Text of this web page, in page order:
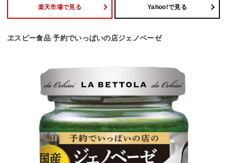
楽天市場で見る Yahoo!で見る
ヱスビー食品 予約でいっぱいの店ジェノベーゼ